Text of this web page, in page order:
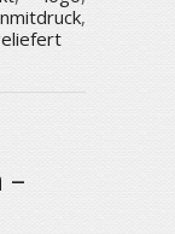
,
–